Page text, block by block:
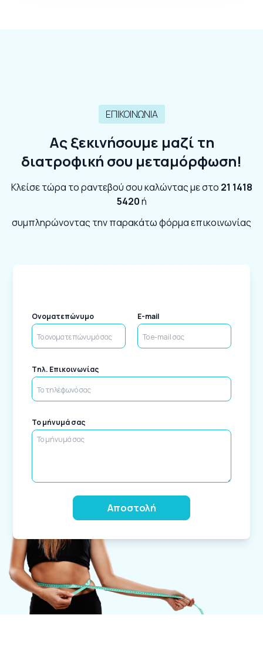
ΕΠΙΚΟΙΝΩΝΙΑ
Ας ξεκινήσουμε μαζί τη
διατροφική σου μεταμόρφωση!
Κλείσε τώρα το ραντεβού σου καλώντας με στο 21 1418
5420ή
συμπληρώνοντας την παρακάτω φόρμα επικοινωνίας
Ονοματεπώνυμο E-mail
Tηλ. Επικοινωνίας
Το μήνυμά σας